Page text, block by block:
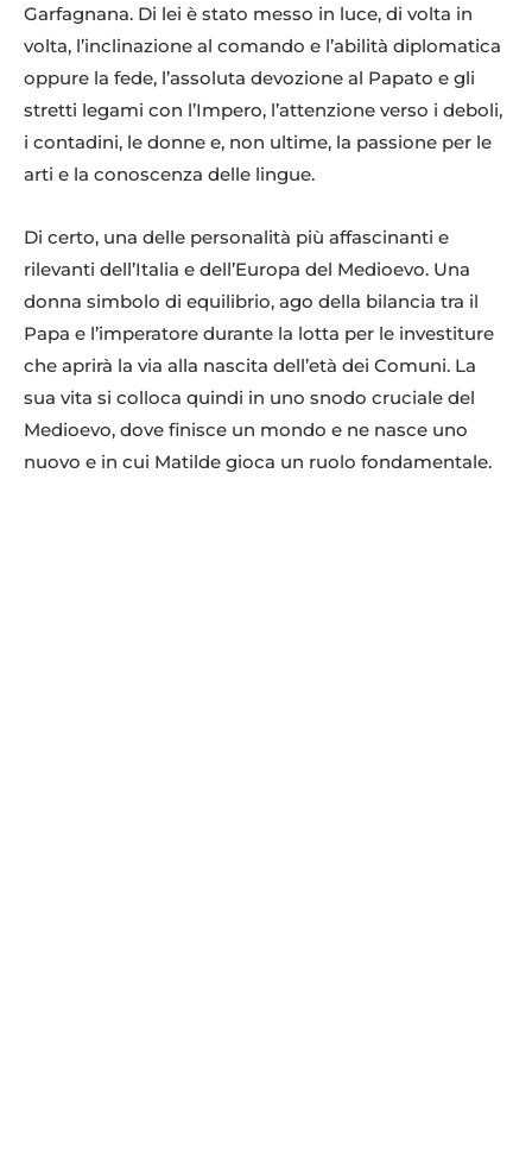
Garfagnana. Di lei è stato messo in luce, di volta in
volta, l’inclinazione al comando e l’abilità diplomatica
oppure la fede, l’assoluta devozione al Papato e gli
stretti legami con l’Impero, l’attenzione verso i deboli,
i contadini, le donne e, non ultime, la passione per le
arti e la conoscenza delle lingue.
Di certo, una delle personalità più affascinanti e
rilevanti dell’Italia e dell’Europa del Medioevo. Una
donna simbolo di equilibrio, ago della bilancia tra il
Papa e l’imperatore durante la lotta per le investiture
che aprirà la via alla nascita dell’età dei Comuni. La
sua vita si colloca quindi in uno snodo cruciale del
Medioevo, dove finisce un mondo e ne nasce uno
nuovo e in cui Matilde gioca un ruolo fondamentale.